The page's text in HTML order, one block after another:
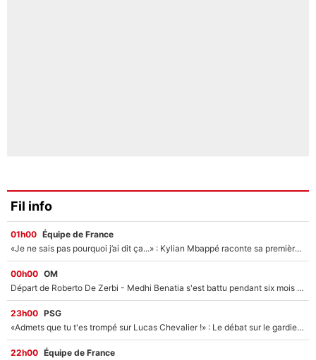
Fil info
01h00 Équipe de France
«Je ne sais pas pourquoi j’ai dit ça...» : Kylian Mbappé raconte sa première rencontre avec Zinédine Zidane (et c’est très drôle)
00h00 OM
Départ de Roberto De Zerbi - Medhi Benatia s'est battu pendant six mois pour le retenir à l'OM, le PSG a été le naufrage de trop : «Je pars avec toi»
23h00 PSG
«Admets que tu t'es trompé sur Lucas Chevalier !» : Le débat sur le gardien du PSG vire au clash à l'After Foot
22h00 Équipe de France